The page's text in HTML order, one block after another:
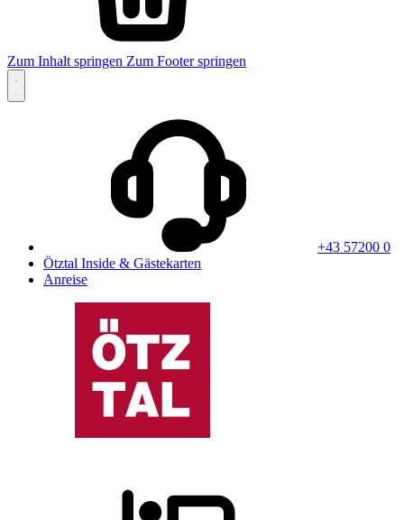
Zum Inhalt springen Zum Footer springen
+43 57200 0
Ötztal Inside & Gästekarten
Anreise